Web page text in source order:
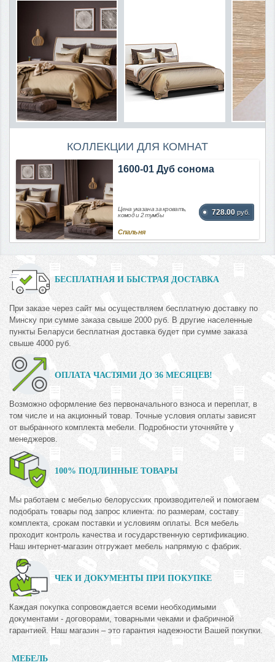
КОЛЛЕКЦИИ ДЛЯ КОМНАТ
1600-01 Дуб сонома
Цена указана за кровать,
комод и 2 тумбы
728.00 руб.
Спальня
БЕСПЛАТНАЯ И БЫСТРАЯ ДОСТАВКА
При заказе через сайт мы осуществляем бесплатную доставку по
Минску при сумме заказа свыше 2000 руб. В другие населенные
пункты Беларуси бесплатная доставка будет при сумме заказа
свыше 4000 руб.
ОПЛАТА ЧАСТЯМИ ДО 36 МЕСЯЦЕВ!
Возможно оформление без первоначального взноса и переплат, в
том числе и на акционный товар. Точные условия оплаты зависят
от выбранного комплекта мебели. Подробности уточняйте у
менеджеров.
100% ПОДЛИННЫЕ ТОВАРЫ
Мы работаем с мебелью белорусских производителей и помогаем
подобрать товары под запрос клиента: по размерам, составу
комплекта, срокам поставки и условиям оплаты. Вся мебель
проходит контроль качества и государственную сертификацию.
Наш интернет-магазин отгружает мебель напрямую с фабрик.
ЧЕК И ДОКУМЕНТЫ ПРИ ПОКУПКЕ
Каждая покупка сопровождается всеми необходимыми
документами - договорами, товарными чеками и фабричной
гарантией. Наш магазин – это гарантия надежности Вашей покупки.
МЕБЕЛЬ